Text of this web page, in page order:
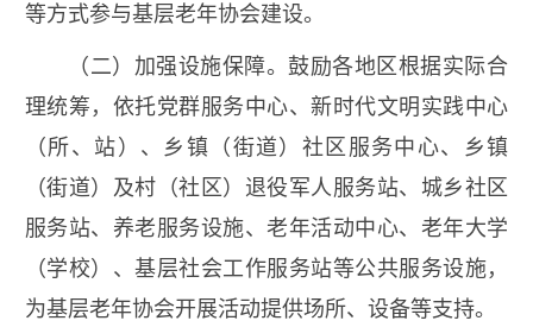
等方式参与基层老年协会建设。
（二）加强设施保障。鼓励各地区根据实际合
理统筹，依托党群服务中心、新时代文明实践中心
（所、站）、乡镇（街道）社区服务中心、乡镇
（街道）及村（社区）退役军人服务站、城乡社区
服务站、养老服务设施、老年活动中心、老年大学
（学校）、基层社会工作服务站等公共服务设施，
为基层老年协会开展活动提供场所、设备等支持。